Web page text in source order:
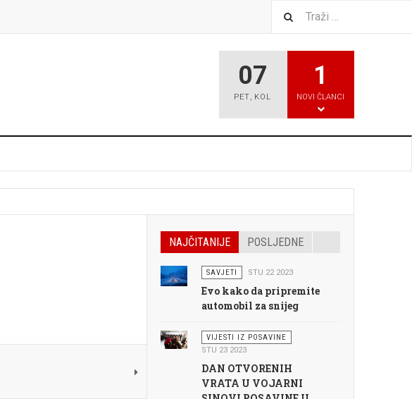
07
PET, KOL
1
NOVI ČLANCI
NAJČITANIJE POSLJEDNE
SAVJETI STU 22 2023
Evo kako da pripremite
automobil za snijeg
VIJESTI IZ POSAVINE
STU 23 2023
DAN OTVORENIH
VRATA U VOJARNI